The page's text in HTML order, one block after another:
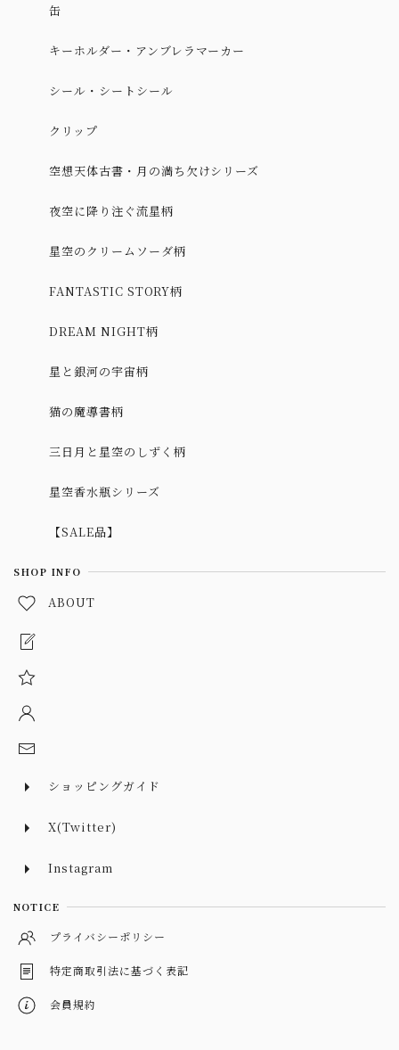
缶
キーホルダー・アンブレラマーカー
シール・シートシール
クリップ
空想天体古書・月の満ち欠けシリーズ
夜空に降り注ぐ流星柄
星空のクリームソーダ柄
FANTASTIC STORY柄
DREAM NIGHT柄
星と銀河の宇宙柄
猫の魔導書柄
三日月と星空のしずく柄
星空香水瓶シリーズ
【SALE品】
SHOP INFO
ABOUT
ショッピングガイド
X(Twitter)
Instagram
NOTICE
プライバシーポリシー
特定商取引法に基づく表記
会員規約